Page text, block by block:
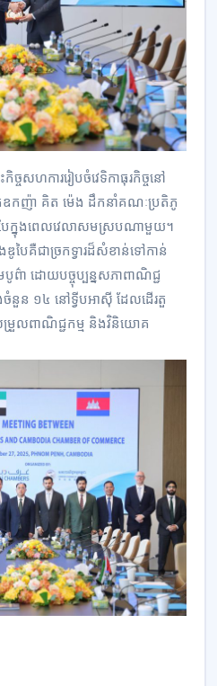
ច្ចសហការរៀបចំវេទិកាធុរកិច្ចនៅ
កឧកញ៉ា គិត ម៉េង ដឹកនាំគណៈប្រតិភូ
ៃក្នុងពេលវេលាសមស្របណាមួយ។
បៃគឺជាច្រកទ្វារដ៏សំខាន់ទៅកាន់
ព៌ា ដោយបច្ចុប្បន្នសភាពាណិជ្ជ
នួន ១៤ នៅទ្វីបអាស៊ី ដែលដើរតួ
ម្រួលពាណិជ្ជកម្ម និងវិនិយោគ